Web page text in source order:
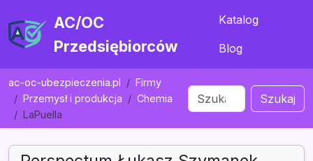
AC/OC
Przedsiębiorców
Katalog
Blog
ac-oc-ubezpieczenia.pl
Firmy
Przemysł i produkcja
Chemia
LaPuella
Szukaj